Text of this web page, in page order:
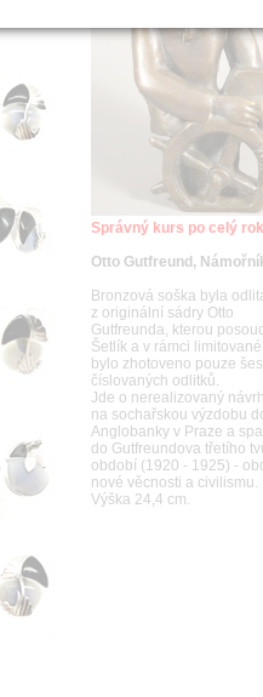
Správný kurs po celý
Otto Gutfreund,
Bronzová soška byla
z originální sádry Otto
Gutfreunda, kterou
Šetlík a v rámci
bylo zhotoveno pouze
číslovaných odlitků.
Jde o nerealizovaný návrh
na sochařskou výzdobu
Anglobanky v Praze a
do Gutfreundova třetího
období (1920 - 1925) -
nové věcnosti a civilismu.
Výška 24,4 cm.